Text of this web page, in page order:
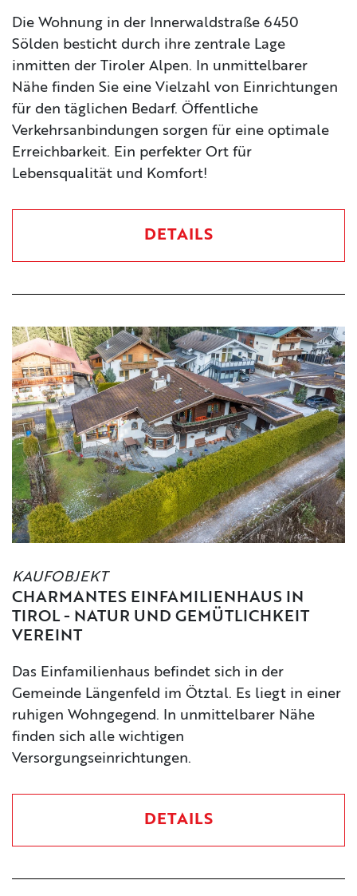
Die Wohnung in der Innerwaldstraße 6450
Sölden besticht durch ihre zentrale Lage
inmitten der Tiroler Alpen. In unmittelbarer
Nähe finden Sie eine Vielzahl von Einrichtungen
für den täglichen Bedarf. Öffentliche
Verkehrsanbindungen sorgen für eine optimale
Erreichbarkeit. Ein perfekter Ort für
Lebensqualität und Komfort!
DETAILS
KAUFOBJEKT
CHARMANTES EINFAMILIENHAUS IN
TIROL - NATUR UND GEMÜTLICHKEIT
VEREINT
Das Einfamilienhaus befindet sich in der
Gemeinde Längenfeld im Ötztal. Es liegt in einer
ruhigen Wohngegend. In unmittelbarer Nähe
finden sich alle wichtigen
Versorgungseinrichtungen.
DETAILS